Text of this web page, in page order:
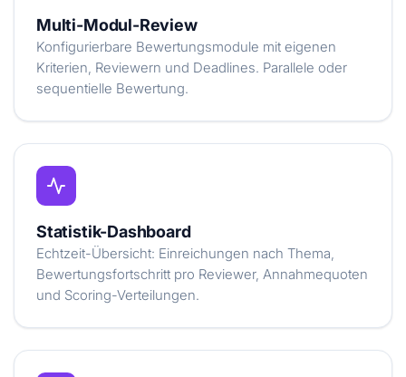
Multi-Modul-Review
Konfigurierbare Bewertungsmodule mit eigenen
Kriterien, Reviewern und Deadlines. Parallele oder
sequentielle Bewertung.
Statistik-Dashboard
Echtzeit-Übersicht: Einreichungen nach Thema,
Bewertungsfortschritt pro Reviewer, Annahmequoten
und Scoring-Verteilungen.